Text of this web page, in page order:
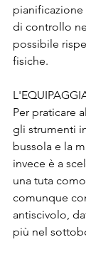
di controllo
possibile
fisiche.
Per praticare
gli strumenti
bussola e la
invece è a
una tuta
comunque
antiscivolo,
più nel